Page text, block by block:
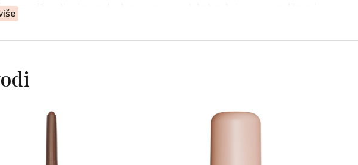
za usne Devotion ima meku, laganu, mousse teksturu koja se ne preslikava i
do 16 sati, koja odmah oslobađa intenzivnu boju s visokim prekrivanjem na
Dolce&Gabbana Devotion tekućeg ruža za usne ima meku, laganu,
iz talijanskog avokada sa Sicilije, poznatog po tome što potiče